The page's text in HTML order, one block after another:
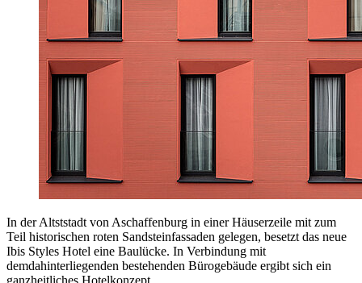
In der Altststadt von Aschaffenburg in einer Häuserzeile mit zum
Teil historischen roten Sandsteinfassaden gelegen, besetzt das neue
Ibis Styles Hotel eine Baulücke. In Verbindung mit
demdahinterliegenden bestehenden Bürogebäude ergibt sich ein